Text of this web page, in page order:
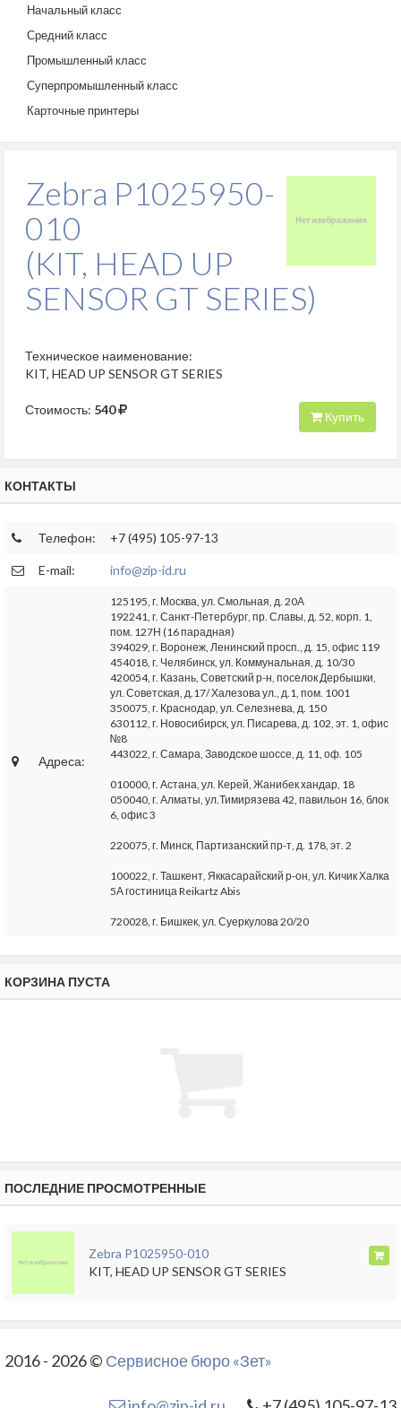
Начальный класс
Средний класс
Промышленный класс
Суперпромышленный класс
Карточные принтеры
Zebra P1025950-
010
(KIT, HEAD UP
SENSOR GT SERIES)
Техническое наименование:
KIT, HEAD UP SENSOR GT SERIES
Стоимость: 540 Купить
КОНТАКТЫ
Телефон: +7 (495) 105-97-13
E-mail: info@zip-id.ru
Адреса:
125195, г. Москва, ул. Смольная, д. 20А
192241, г. Санкт-Петербург, пр. Славы, д. 52, корп. 1,
пом. 127Н (16 парадная)
394029, г. Воронеж, Ленинский просп., д. 15, офис 119
454018, г. Челябинск, ул. Коммунальная, д. 10/30
420054, г. Казань, Советский р-н, поселок Дербышки,
ул. Советская, д.17/ Халезова ул., д.1, пом. 1001
350075, г. Краснодар, ул. Селезнева, д. 150
630112, г. Новосибирск, ул. Писарева, д. 102, эт. 1, офис
№8
443022, г. Самара, Заводское шоссе, д. 11, оф. 105
010000, г. Астана, ул. Керей, Жанибек хандар, 18
050040, г. Алматы, ул.Тимирязева 42, павильон 16, блок
6, офис 3
220075, г. Минск, Партизанский пр-т, д. 178, эт. 2
100022, г. Ташкент, Яккасарайский р-он, ул. Кичик Халка
5А гостиница Reikartz Abis
720028, г. Бишкек, ул. Суеркулова 20/20
КОРЗИНА ПУСТА
ПОСЛЕДНИЕ ПРОСМОТРЕННЫЕ
Zebra P1025950-010
KIT, HEAD UP SENSOR GT SERIES
2016 - 2026 © Сервисное бюро «Зет»